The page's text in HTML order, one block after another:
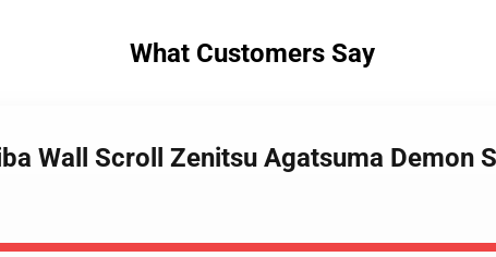
What Customers Say
Wall Scroll Zenitsu Agatsuma Demon